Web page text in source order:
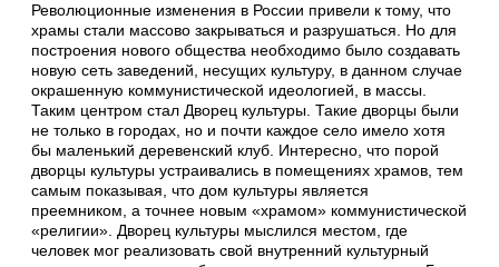
Революционные изменения в России привели к тому, что
храмы стали массово закрываться и разрушаться. Но для
построения нового общества необходимо было создавать
новую сеть заведений, несущих культуру, в данном случае
окрашенную коммунистической идеологией, в массы.
Таким центром стал Дворец культуры. Такие дворцы были
не только в городах, но и почти каждое село имело хотя
бы маленький деревенский клуб. Интересно, что порой
дворцы культуры устраивались в помещениях храмов, тем
самым показывая, что дом культуры является
преемником, а точнее новым «храмом» коммунистической
«религии». Дворец культуры мыслился местом, где
человек мог реализовать свой внутренний культурный